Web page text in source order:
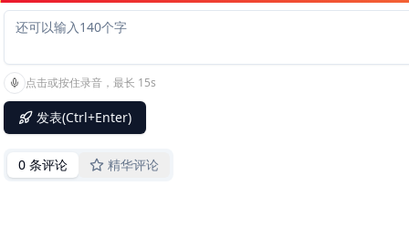
点击或按住录音，最长 15s
发表(Ctrl+Enter)
0 条评论 精华评论